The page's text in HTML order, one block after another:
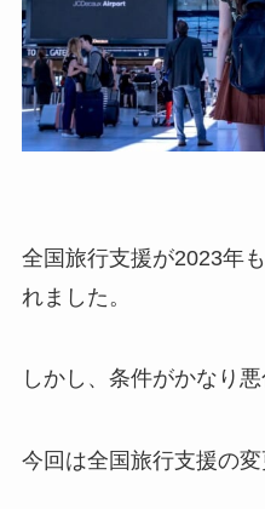
全国旅行支援が2023年
れました。
しかし、条件がかなり
今回は全国旅行支援の変